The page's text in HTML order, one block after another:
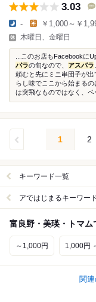
3.03
- ￥1,000～￥
木曜日、金曜日
...このお店もFacebookに
パラの旬なので、 アスパラ
頼むと先にミニ串団子が
らし味でここから始まる
は突飛なものではなく、ベ
1 2
キーワード一覧
アではじまるキーワー
富良野・美瑛・トマム
～1,000円 1,000円
関